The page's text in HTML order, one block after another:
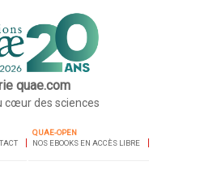
quae.com
cœur des sciences
QUAE-OPEN
NOS EBOOKS EN ACCÈS LIBRE